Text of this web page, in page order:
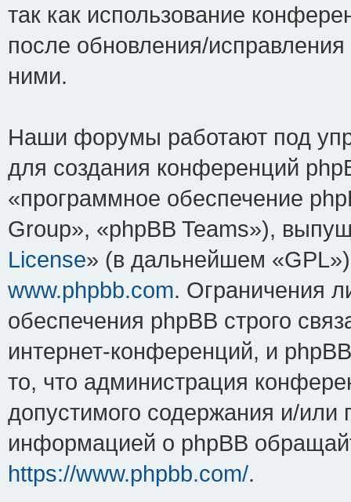
так как использование
после обновления/
ними.
Наши форумы работают под
для создания конференций
«программное обеспечение
Group», «phpBB Teams»),
License» (в дальнейшем
www.phpbb.com. Ограничения
обеспечения phpBB строго
интернет-конференций, и
то, что администрация
допустимого содержания и/
информацией о phpBB
https://www.phpbb.com/.